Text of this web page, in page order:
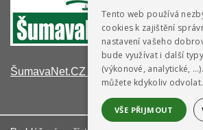
ŠumavaNet.CZ - informace o regionu
Tento web používá
cookies k zajištění
nastavení vašeho
bude využívat i další
(výkonové, analytické,
můžete kdykoliv odvolat.
VŠE PŘIJMOUT